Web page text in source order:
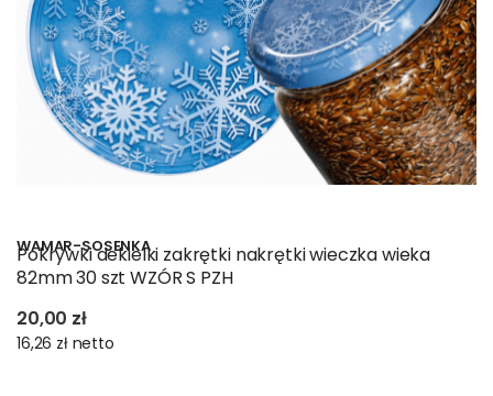
WAMAR-SOSENKA
Pokrywki dekielki zakrętki nakrętki wieczka wieka
82mm 30 szt WZÓR S PZH
20,00 zł
16,26 zł netto